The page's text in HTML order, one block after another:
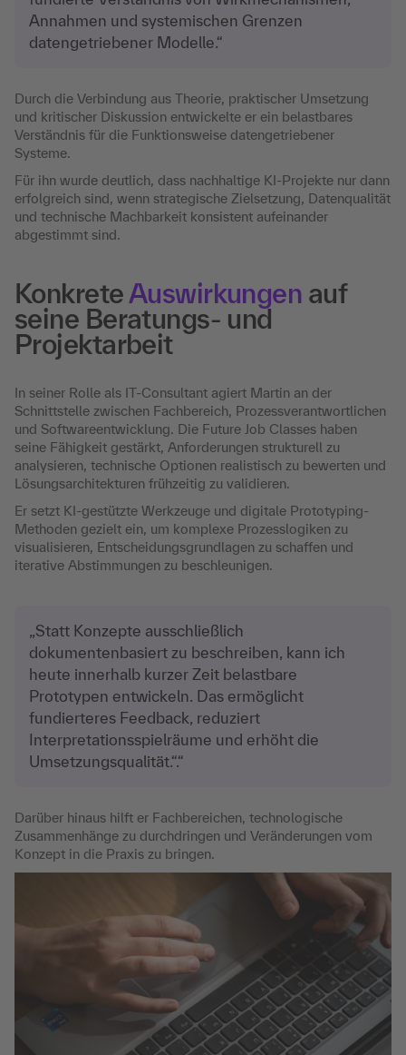
Annahmen und systemischen Grenzen
datengetriebener Modelle.“
Durch die Verbindung aus Theorie, praktischer Umsetzung
und kritischer Diskussion entwickelte er ein belastbares
Verständnis für die Funktionsweise datengetriebener
Systeme.
Für ihn wurde deutlich, dass nachhaltige KI-Projekte nur dann
erfolgreich sind, wenn strategische Zielsetzung, Datenqualität
und technische Machbarkeit konsistent aufeinander
abgestimmt sind.
Konkrete Auswirkungen auf
seine Beratungs- und
Projektarbeit
In seiner Rolle als IT-Consultant agiert Martin an der
Schnittstelle zwischen Fachbereich, Prozessverantwortlichen
und Softwareentwicklung. Die Future Job Classes haben
seine Fähigkeit gestärkt, Anforderungen strukturell zu
analysieren, technische Optionen realistisch zu bewerten und
Lösungsarchitekturen frühzeitig zu validieren.
Er setzt KI-gestützte Werkzeuge und digitale Prototyping-
Methoden gezielt ein, um komplexe Prozesslogiken zu
visualisieren, Entscheidungsgrundlagen zu schaffen und
iterative Abstimmungen zu beschleunigen.
„Statt Konzepte ausschließlich
dokumentenbasiert zu beschreiben, kann ich
heute innerhalb kurzer Zeit belastbare
Prototypen entwickeln. Das ermöglicht
fundierteres Feedback, reduziert
Interpretationsspielräume und erhöht die
Umsetzungsqualität.“.“
Darüber hinaus hilft er Fachbereichen, technologische
Zusammenhänge zu durchdringen und Veränderungen vom
Konzept in die Praxis zu bringen.